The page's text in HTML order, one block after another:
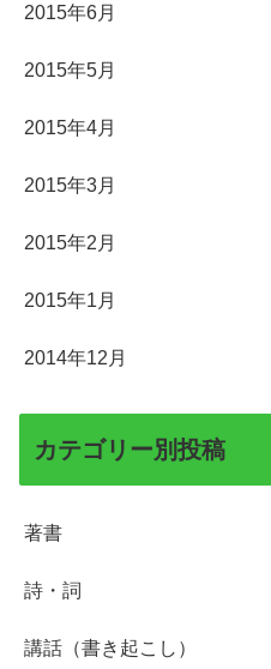
2015年6月
2015年5月
2015年4月
2015年3月
2015年2月
2015年1月
2014年12月
カテゴリー別投稿
著書
詩・詞
講話（書き起こし）